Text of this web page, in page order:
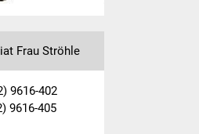
Hausmeister
Kollegium
Frau Ströhle
9616-402
9616-405